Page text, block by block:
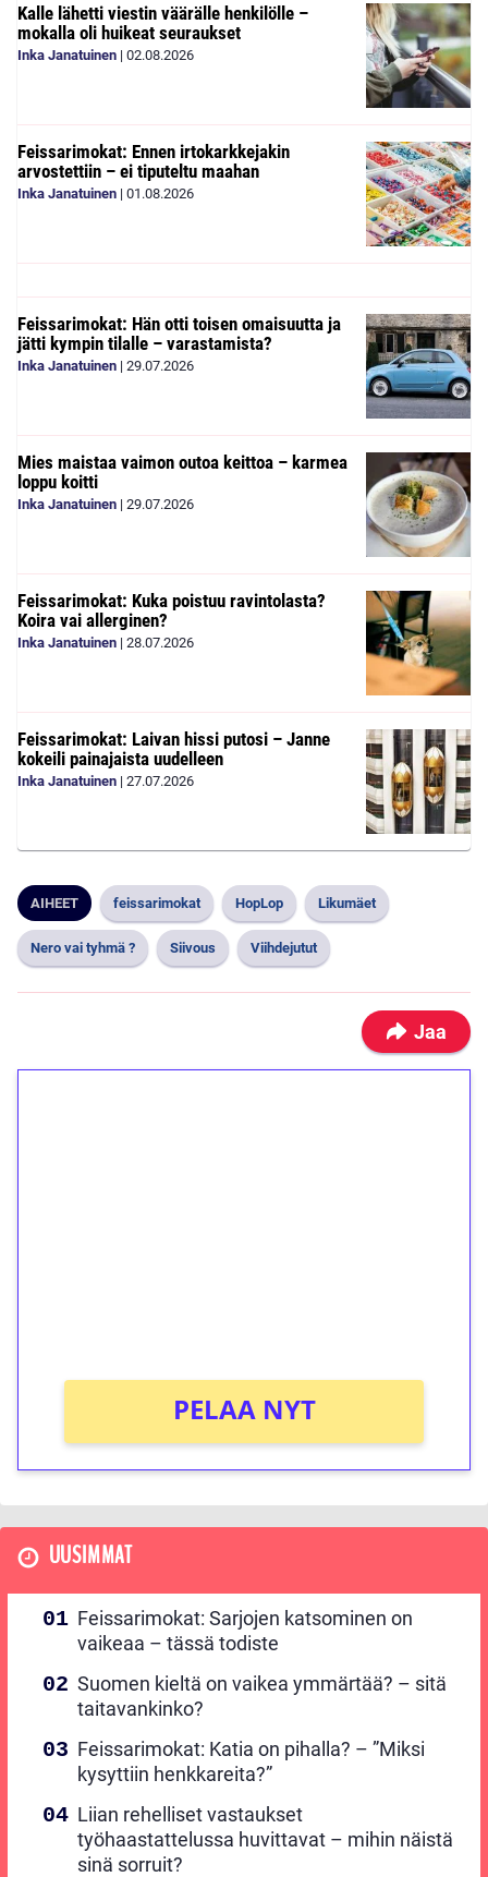
Kalle lähetti viestin väärälle henkilölle –
mokalla oli huikeat seuraukset
Inka Janatuinen | 02.08.2026
Feissarimokat: Ennen irtokarkkejakin
arvostettiin – ei tiputeltu maahan
Inka Janatuinen | 01.08.2026
Feissarimokat: Hän otti toisen omaisuutta ja
jätti kympin tilalle – varastamista?
Inka Janatuinen | 29.07.2026
Mies maistaa vaimon outoa keittoa – karmea
loppu koitti
Inka Janatuinen | 29.07.2026
Feissarimokat: Kuka poistuu ravintolasta?
Koira vai allerginen?
Inka Janatuinen | 28.07.2026
Feissarimokat: Laivan hissi putosi – Janne
kokeili painajaista uudelleen
Inka Janatuinen | 27.07.2026
AIHEET feissarimokat HopLop Likumäet
Nero vai tyhmä ? Siivous Viihdejutut
Jaa
PELAA NYT
UUSIMMAT
Feissarimokat: Sarjojen katsominen on
vaikeaa – tässä todiste
Suomen kieltä on vaikea ymmärtää? – sitä
taitavankinko?
Feissarimokat: Katia on pihalla? – ”Miksi
kysyttiin henkkareita?”
Liian rehelliset vastaukset
työhaastattelussa huvittavat – mihin näistä
sinä sorruit?